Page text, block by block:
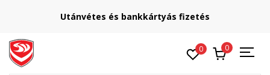
Utánvétes és bankkártyás fizetés
0 0